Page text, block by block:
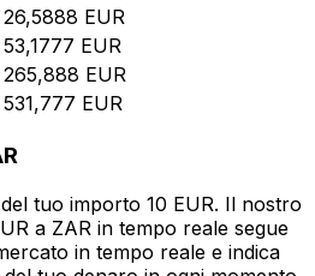
26,5888 EUR
53,1777 EUR
265,888 EUR
531,777 EUR
tuo importo 10 EUR. Il nostro
a ZAR in tempo reale segue
in tempo reale e indica